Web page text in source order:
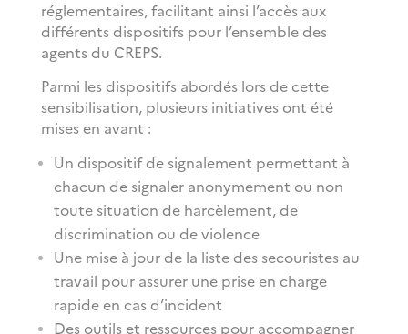
réglementaires, facilitant ainsi l’accès aux
différents dispositifs pour l’ensemble des
agents du CREPS.
Parmi les dispositifs abordés lors de cette
sensibilisation, plusieurs initiatives ont été
mises en avant :
Un dispositif de signalement permettant à
chacun de signaler anonymement ou non
toute situation de harcèlement, de
discrimination ou de violence
Une mise à jour de la liste des secouristes au
travail pour assurer une prise en charge
rapide en cas d’incident
Des outils et ressources pour accompagner